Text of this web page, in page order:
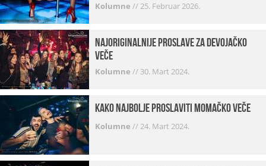
Kolumne //25. Februar 2026.
Najoriginalnije proslave za devojačko
veče
Kolumne // 30. Mart 2024.
Kako najbolje proslaviti momačko veče
Kolumne //24. Mart 2024.